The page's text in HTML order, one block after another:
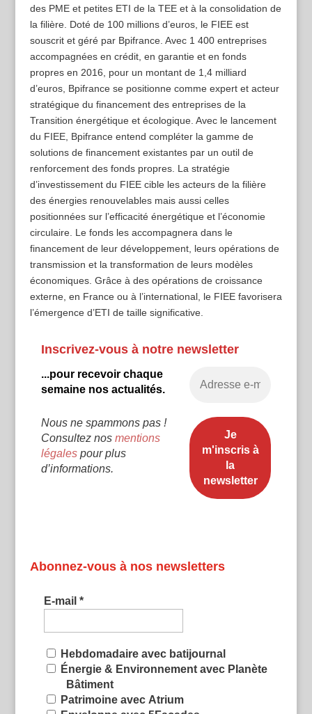
des PME et petites ETI de la TEE et à la consolidation de
la filière. Doté de 100 millions d’euros, le FIEE est
souscrit et géré par Bpifrance. Avec 1 400 entreprises
accompagnées en crédit, en garantie et en fonds
propres en 2016, pour un montant de 1,4 milliard
d’euros, Bpifrance se positionne comme expert et acteur
stratégique du financement des entreprises de la
Transition énergétique et écologique. Avec le lancement
du FIEE, Bpifrance entend compléter la gamme de
solutions de financement existantes par un outil de
renforcement des fonds propres. La stratégie
d’investissement du FIEE cible les acteurs de la filière
des énergies renouvelables mais aussi celles
positionnées sur l’efficacité énergétique et l’économie
circulaire. Le fonds les accompagnera dans le
financement de leur développement, leurs opérations de
transmission et la transformation de leurs modèles
économiques. Grâce à des opérations de croissance
externe, en France ou à l’international, le FIEE favorisera
l’émergence d’ETI de taille significative.
Inscrivez-vous à notre newsletter
...pour recevoir chaque
semaine nos actualités.
Nous ne spammons pas !
Consultez nos mentions
légalespour plus
d’informations.
Abonnez-vous à nos newsletters
E-mail *
Hebdomadaire avec batijournal
Énergie & Environnement avec Planète
Bâtiment
Patrimoine avec Atrium